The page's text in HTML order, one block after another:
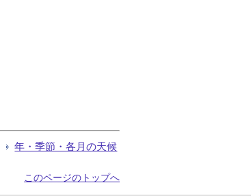
年・季節・各月の天候
このページのトップへ